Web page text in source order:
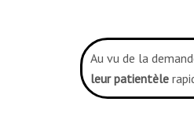
Au vu de la
leur patientèle